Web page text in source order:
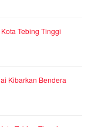
Tebing Tinggi
Kibarkan Bendera